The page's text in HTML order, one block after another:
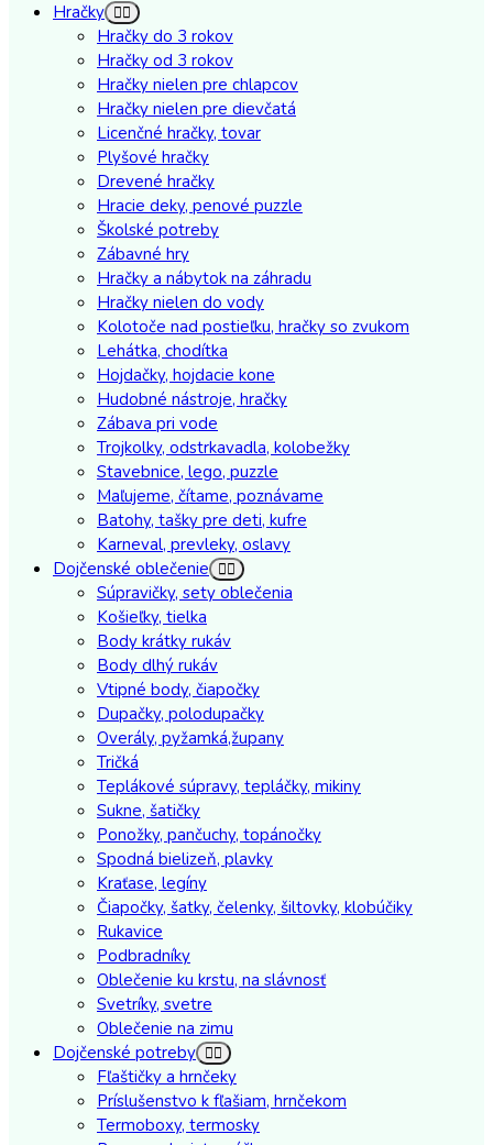
Hračky
Hračky do 3 rokov
Hračky od 3 rokov
Hračky nielen pre chlapcov
Hračky nielen pre dievčatá
Licenčné hračky, tovar
Plyšové hračky
Drevené hračky
Hracie deky, penové puzzle
Školské potreby
Zábavné hry
Hračky a nábytok na záhradu
Hračky nielen do vody
Kolotoče nad postieľku, hračky so zvukom
Lehátka, chodítka
Hojdačky, hojdacie kone
Hudobné nástroje, hračky
Zábava pri vode
Trojkolky, odstrkavadla, kolobežky
Stavebnice, lego, puzzle
Maľujeme, čítame, poznávame
Batohy, tašky pre deti, kufre
Karneval, prevleky, oslavy
Dojčenské oblečenie
Súpravičky, sety oblečenia
Košieľky, tielka
Body krátky rukáv
Body dlhý rukáv
Vtipné body, čiapočky
Dupačky, polodupačky
Overály, pyžamká,župany
Tričká
Teplákové súpravy, tepláčky, mikiny
Sukne, šatičky
Ponožky, pančuchy, topánočky
Spodná bielizeň, plavky
Kraťase, legíny
Čiapočky, šatky, čelenky, šiltovky, klobúčiky
Rukavice
Podbradníky
Oblečenie ku krstu, na slávnosť
Svetríky, svetre
Oblečenie na zimu
Dojčenské potreby
Fľaštičky a hrnčeky
Príslušenstvo k fľašiam, hrnčekom
Termoboxy, termosky